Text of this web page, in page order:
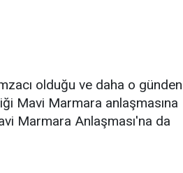
olduğu ve daha o günden
Mavi Marmara anlaşmasına
Marmara Anlaşması'na da